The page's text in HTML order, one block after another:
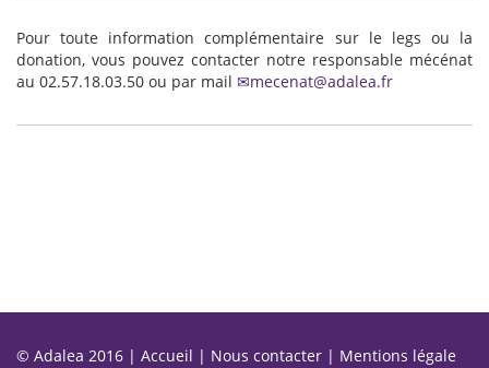
Pour toute information complémentaire sur le legs ou la
donation, vous pouvez contacter notre responsable mécénat
au 02.57.18.03.50 ou par mail
mecenat@adalea.fr
© Adalea 2016 | Accueil | Nous contacter | Mentions légale